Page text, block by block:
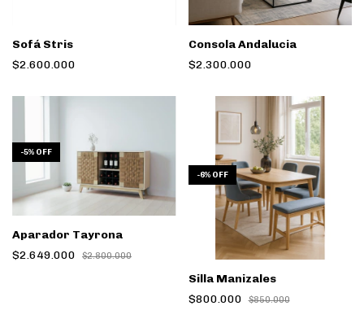
Sofá Stris
$2.600.000
Consola Andalucia
$2.300.000
-5% OFF
Aparador Tayrona
$2.649.000
$2.800.000
-6% OFF
Silla Manizales
$800.000
$850.000